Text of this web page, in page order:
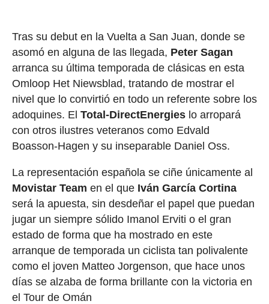
Tras su debut en la Vuelta a San Juan, donde se
asomó en alguna de las llegada, Peter Sagan
arranca su última temporada de clásicas en esta
Omloop Het Niewsblad, tratando de mostrar el
nivel que lo convirtió en todo un referente sobre los
adoquines. El Total-DirectEnergieslo arropará
con otros ilustres veteranos como Edvald
Boasson-Hagen y su inseparable Daniel Oss.
La representación española se ciñe únicamente al
Movistar Team en el que Iván García Cortina
será la apuesta, sin desdeñar el papel que puedan
jugar un siempre sólido Imanol Erviti o el gran
estado de forma que ha mostrado en este
arranque de temporada un ciclista tan polivalente
como el joven Matteo Jorgenson, que hace unos
días se alzaba de forma brillante con la victoria en
el Tour de Omán